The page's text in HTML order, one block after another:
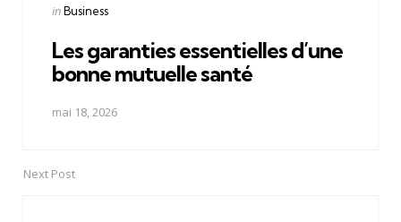
Posted
inBusiness
Les garanties essentielles d’une
bonne mutuelle santé
mai 18, 2026
Next Post